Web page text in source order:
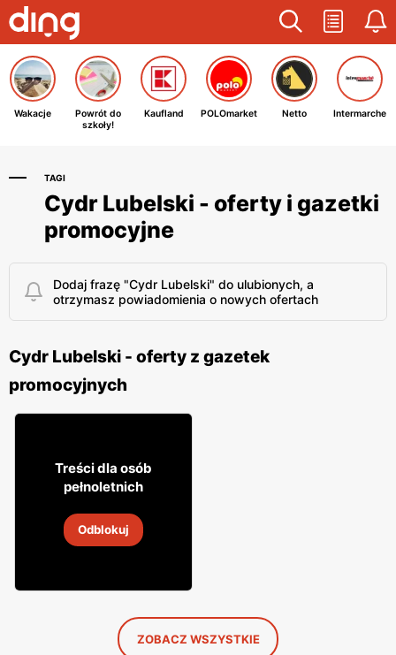
Wakacje
Powrót do
szkoły!
Kaufland POLOmarket Netto Intermarche
TAGI
Cydr Lubelski - oferty i gazetki
promocyjne
Dodaj frazę "Cydr Lubelski" do ulubionych, a
otrzymasz powiadomienia o nowych ofertach
Cydr Lubelski - oferty z gazetek
promocyjnych
99
16 sie 2026
Treści dla osób
pełnoletnich
Odblokuj
ZOBACZ WSZYSTKIE